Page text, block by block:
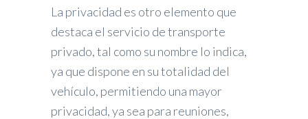
La privacidad es otro elemento que
destaca el servicio de transporte
privado, tal como su nombre lo indica,
ya que dispone en su totalidad del
vehículo, permitiendo una mayor
privacidad, ya sea para reuniones,